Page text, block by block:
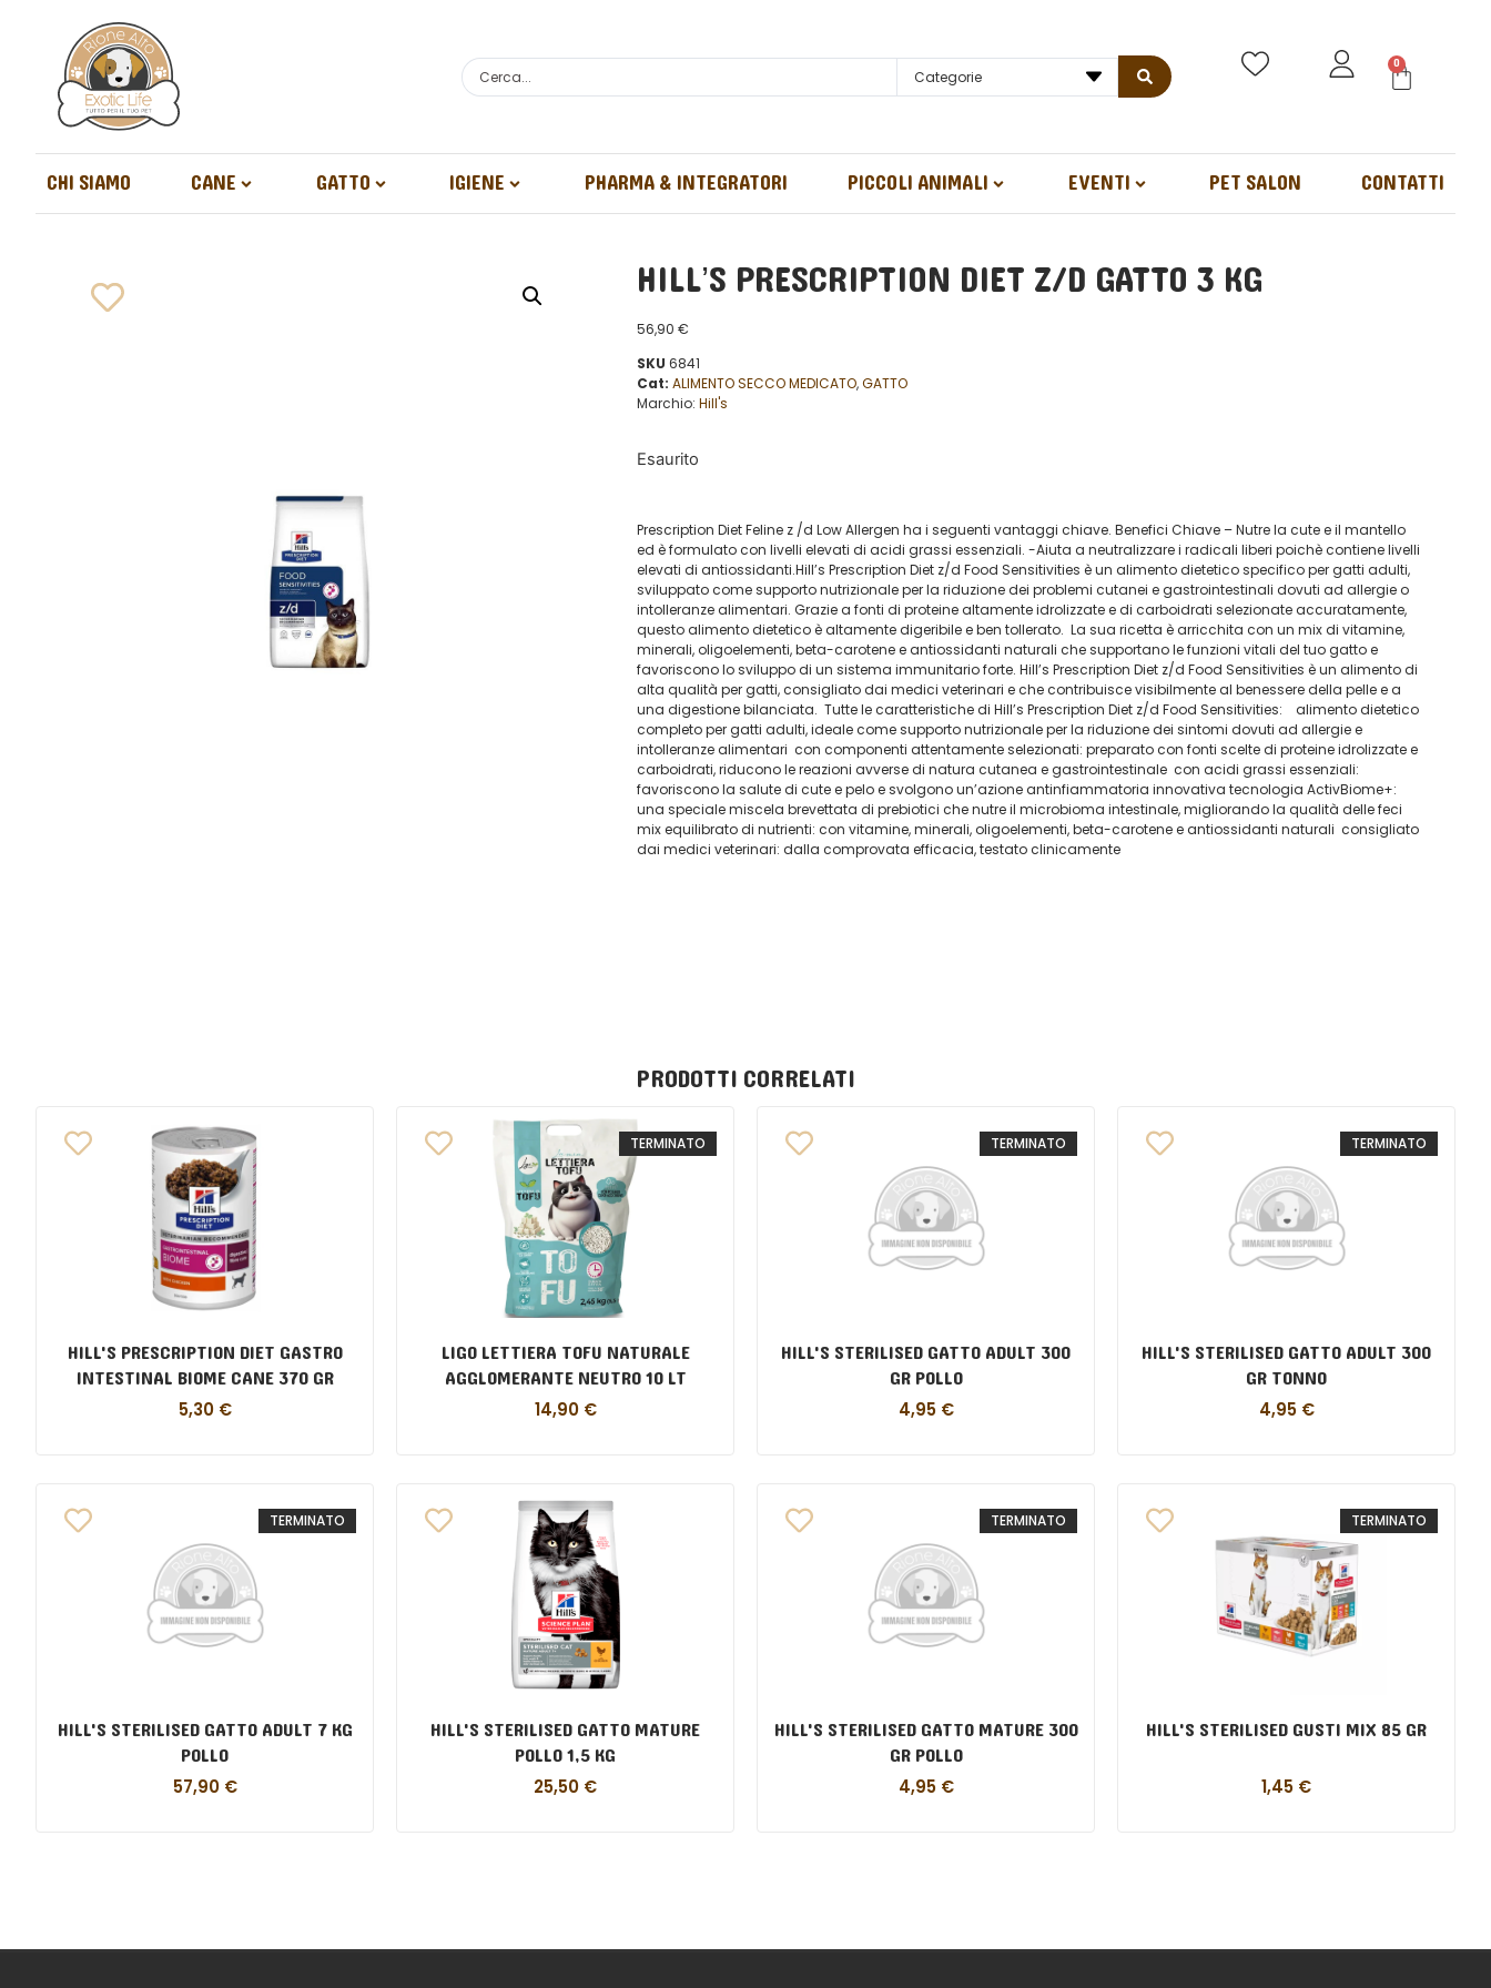
Categorie
0
CHI SIAMO CANE GATTO IGIENE PHARMA & INTEGRATORI PICCOLI ANIMALI EVENTI PET SALON CONTATTI
HILL’S PRESCRIPTION DIET Z/D GATTO 3 KG
56,90 €
SKU 6841
Cat: ALIMENTO SECCO MEDICATO,GATTO
Marchio: Hill's
Esaurito
Prescription Diet Feline z /d Low Allergen ha i seguenti vantaggi chiave. Benefici Chiave – Nutre la cute e il mantello
ed è formulato con livelli elevati di acidi grassi essenziali. -Aiuta a neutralizzare i radicali liberi poichè contiene livelli
elevati di antiossidanti.Hill’s Prescription Diet z/d Food Sensitivities è un alimento dietetico specifico per gatti adulti,
sviluppato come supporto nutrizionale per la riduzione dei problemi cutanei e gastrointestinali dovuti ad allergie o
intolleranze alimentari. Grazie a fonti di proteine altamente idrolizzate e di carboidrati selezionate accuratamente,
questo alimento dietetico è altamente digeribile e ben tollerato. La sua ricetta è arricchita con un mix di vitamine,
minerali, oligoelementi, beta-carotene e antiossidanti naturali che supportano le funzioni vitali del tuo gatto e
favoriscono lo sviluppo di un sistema immunitario forte. Hill’s Prescription Diet z/d Food Sensitivities è un alimento di
alta qualità per gatti, consigliato dai medici veterinari e che contribuisce visibilmente al benessere della pelle e a
una digestione bilanciata. Tutte le caratteristiche di Hill’s Prescription Diet z/d Food Sensitivities: alimento dietetico
completo per gatti adulti, ideale come supporto nutrizionale per la riduzione dei sintomi dovuti ad allergie e
intolleranze alimentari con componenti attentamente selezionati: preparato con fonti scelte di proteine idrolizzate e
carboidrati, riducono le reazioni avverse di natura cutanea e gastrointestinale con acidi grassi essenziali:
favoriscono la salute di cute e pelo e svolgono un’azione antinfiammatoria innovativa tecnologia ActivBiome+:
una speciale miscela brevettata di prebiotici che nutre il microbioma intestinale, migliorando la qualità delle feci
mix equilibrato di nutrienti: con vitamine, minerali, oligoelementi, beta-carotene e antiossidanti naturali consigliato
dai medici veterinari: dalla comprovata efficacia, testato clinicamente
PRODOTTI CORRELATI
HILL'S PRESCRIPTION DIET GASTRO
INTESTINAL BIOME CANE 370 GR
5,30 €
TERMINATO
LIGO LETTIERA TOFU NATURALE
AGGLOMERANTE NEUTRO 10 LT
14,90 €
TERMINATO
HILL'S STERILISED GATTO ADULT 300
GR POLLO
4,95 €
TERMINATO
HILL'S STERILISED GATTO ADULT 300
GR TONNO
4,95 €
TERMINATO
HILL'S STERILISED GATTO ADULT 7 KG
POLLO
57,90 €
HILL'S STERILISED GATTO MATURE
POLLO 1,5 KG
25,50 €
TERMINATO
HILL'S STERILISED GATTO MATURE 300
GR POLLO
4,95 €
TERMINATO
HILL'S STERILISED GUSTI MIX 85 GR
1,45 €